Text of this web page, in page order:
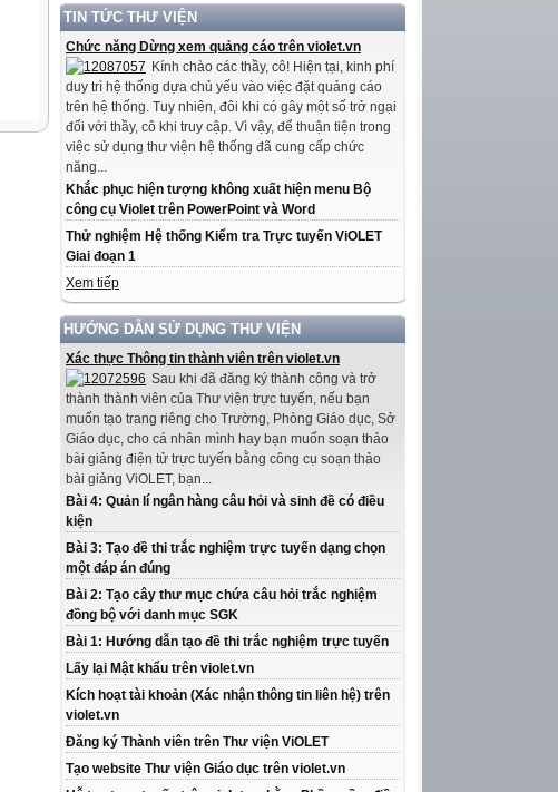
TIN TỨC THƯ VIỆN
Chức năng Dừng xem quảng cáo trên violet.vn
Kính chào các thầy, cô! Hiện tại, kinh phí
duy trì hệ thống dựa chủ yếu vào việc đặt quảng cáo
trên hệ thống. Tuy nhiên, đôi khi có gây một số trở ngại
đối với thầy, cô khi truy cập. Vì vậy, để thuận tiện trong
việc sử dụng thư viện hệ thống đã cung cấp chức
năng...
Khắc phục hiện tượng không xuất hiện menu Bộ
công cụ Violet trên PowerPoint và Word
Thử nghiệm Hệ thống Kiểm tra Trực tuyến ViOLET
Giai đoạn 1
Xem tiếp
HƯỚNG DẪN SỬ DỤNG THƯ VIỆN
Xác thực Thông tin thành viên trên violet.vn
Sau khi đã đăng ký thành công và trở
thành thành viên của Thư viện trực tuyến, nếu bạn
muốn tạo trang riêng cho Trường, Phòng Giáo dục, Sở
Giáo dục, cho cá nhân mình hay bạn muốn soạn thảo
bài giảng điện tử trực tuyến bằng công cụ soạn thảo
bài giảng ViOLET, bạn...
Bài 4: Quản lí ngân hàng câu hỏi và sinh đề có điều
kiện
Bài 3: Tạo đề thi trắc nghiệm trực tuyến dạng chọn
một đáp án đúng
Bài 2: Tạo cây thư mục chứa câu hỏi trắc nghiệm
đồng bộ với danh mục SGK
Bài 1: Hướng dẫn tạo đề thi trắc nghiệm trực tuyến
Lấy lại Mật khẩu trên violet.vn
Kích hoạt tài khoản (Xác nhận thông tin liên hệ) trên
violet.vn
Đăng ký Thành viên trên Thư viện ViOLET
Tạo website Thư viện Giáo dục trên violet.vn